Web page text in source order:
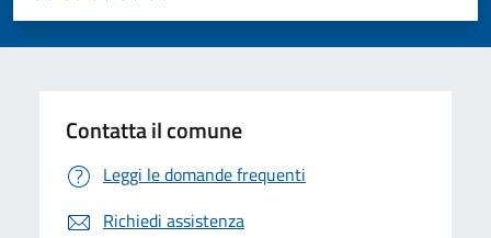
Valuta 5 stelle su 5
Valuta 4 stelle su 5
Valuta 3 stelle su 5
Valuta 2 stelle su 5
Valuta 1 stelle su 5
Contatta il comune
Leggi le domande frequenti
Richiedi assistenza